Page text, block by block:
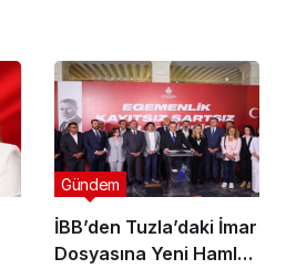
İBB’den Tuzla’daki İmar
Dosyasına Yeni Hamle:
Gündem